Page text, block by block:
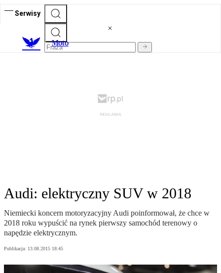
Serwisy
Moto
Audi: elektryczny SUV w 2018
Niemiecki koncern motoryzacyjny Audi poinformował, że chce w
2018 roku wypuścić na rynek pierwszy samochód terenowy o
napędzie elektrycznym.
Publikacja: 13.08.2015 18:45